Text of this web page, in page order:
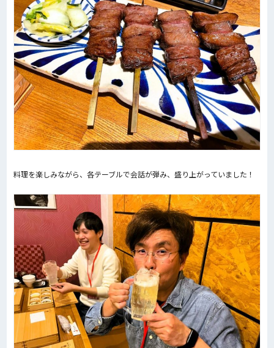
料理を楽しみながら、各テーブルで会話が弾み、盛り上がっていました！